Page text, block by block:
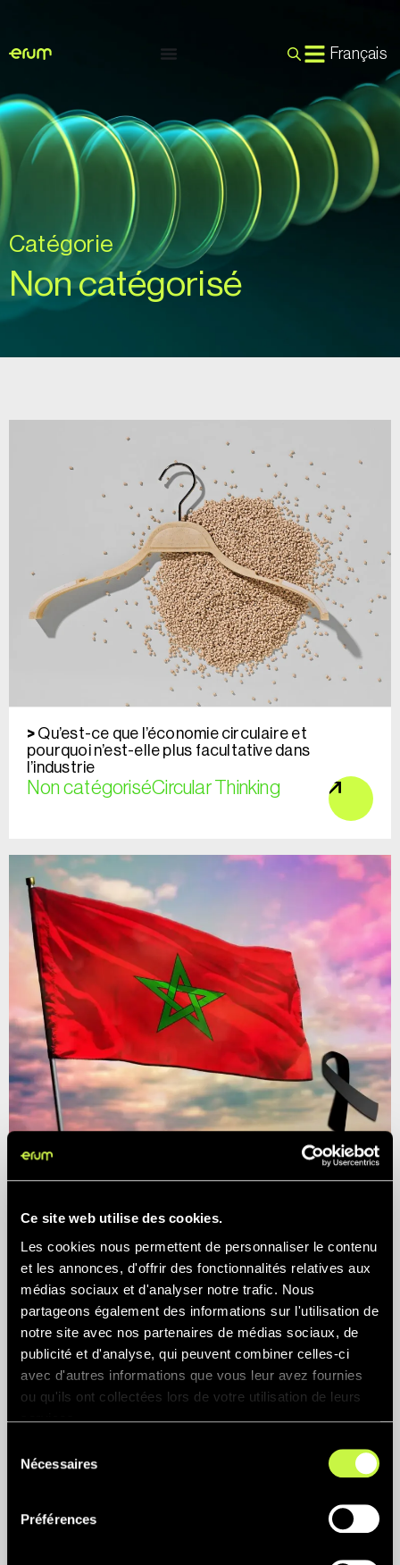
Ce site web utilise des cookies.
Les cookies nous permettent de personnaliser le contenu
et les annonces, d'offrir des fonctionnalités relatives aux
médias sociaux et d'analyser notre trafic. Nous
partageons également des informations sur l'utilisation de
notre site avec nos partenaires de médias sociaux, de
publicité et d'analyse, qui peuvent combiner celles-ci
avec d'autres informations que vous leur avez fournies
ou qu'ils ont collectées lors de votre utilisation de leurs
services.
Nécessaires
Préférences
Français
Catégorie
Non catégorisé
Qu’est-ce que l’économie circulaire et
pourquoi n’est-elle plus facultative dans
l’industrie
Non catégoriséCircular Thinking